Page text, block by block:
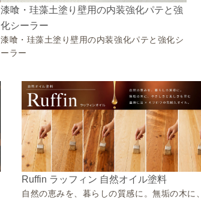
漆喰・珪藻土塗り壁用の内装強化パテと強
化シーラー
漆喰・珪藻土塗り壁用の内装強化パテと強化シ
ーラー
Ruffin ラッフィン 自然オイル塗料
自然の恵みを、暮らしの質感に。無垢の木に、